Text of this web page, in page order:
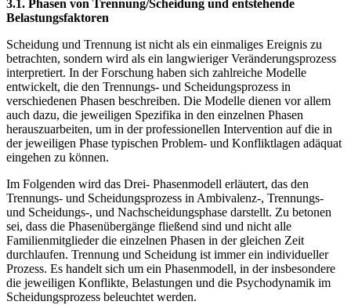
3.1. Phasen von Trennung/Scheidung und entstehende
Belastungsfaktoren
Scheidung und Trennung ist nicht als ein einmaliges Ereignis zu
betrachten, sondern wird als ein langwieriger Veränderungsprozess
interpretiert. In der Forschung haben sich zahlreiche Modelle
entwickelt, die den Trennungs- und Scheidungsprozess in
verschiedenen Phasen beschreiben. Die Modelle dienen vor allem
auch dazu, die jeweiligen Spezifika in den einzelnen Phasen
herauszuarbeiten, um in der professionellen Intervention auf die in
der jeweiligen Phase typischen Problem- und Konfliktlagen adäquat
eingehen zu können.
Im Folgenden wird das Drei- Phasenmodell erläutert, das den
Trennungs- und Scheidungsprozess in Ambivalenz-, Trennungs-
und Scheidungs-, und Nachscheidungsphase darstellt. Zu betonen
sei, dass die Phasenübergänge fließend sind und nicht alle
Familienmitglieder die einzelnen Phasen in der gleichen Zeit
durchlaufen. Trennung und Scheidung ist immer ein individueller
Prozess. Es handelt sich um ein Phasenmodell, in der insbesondere
die jeweiligen Konflikte, Belastungen und die Psychodynamik im
Scheidungsprozess beleuchtet werden.